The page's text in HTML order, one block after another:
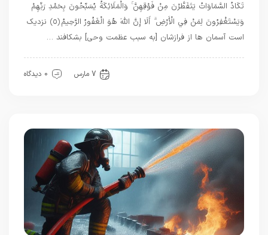
تَكَادُ السَّمَاوَاتُ يَتَفَطَّرْنَ مِنْ فَوْقِهِنَّ ۚ وَالْمَلَائِكَةُ يُسَبِّحُونَ بِحَمْدِ رَبِّهِمْ
وَيَسْتَغْفِرُونَ لِمَنْ فِي الْأَرْضِ ۗ أَلَا إِنَّ اللَّهَ هُوَ الْغَفُورُ الرَّحِيمُ ﴿٥﴾ نزدیک
است آسمان ها از فرازشان [به سبب عظمت وحی] بشکافند …
7 مارس 0 دیدگاه